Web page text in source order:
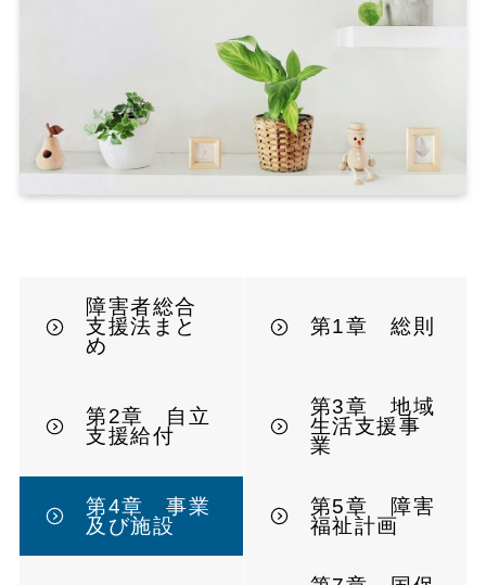
障害者総合
支援法まと
め
第1章 総則
第2章 自立
支援給付
第3章 地域
生活支援事
業
第4章 事業
及び施設
第5章 障害
福祉計画